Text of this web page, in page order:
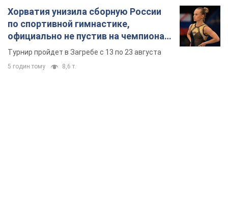
Хорватия унизила сборную России
по спортивной гимнастике,
официально не пустив на чемпионат
Европы основных спортсменов
Турнир пройдет в Загребе с 13 по 23 августа
5 годин тому 8,6 т.